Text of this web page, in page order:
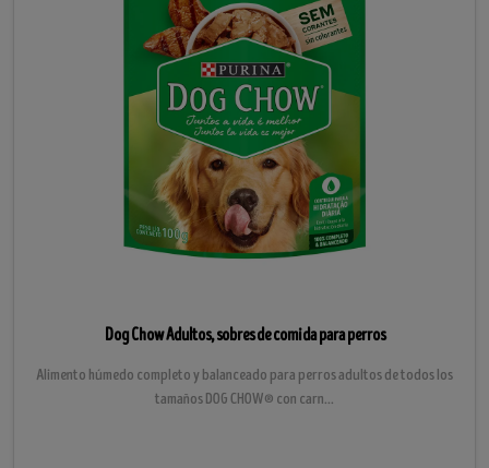
Dog Chow Adultos, sobres de comida para perros
Alimento húmedo completo y balanceado para perros adultos de todos los
tamaños DOG CHOW® con carn...